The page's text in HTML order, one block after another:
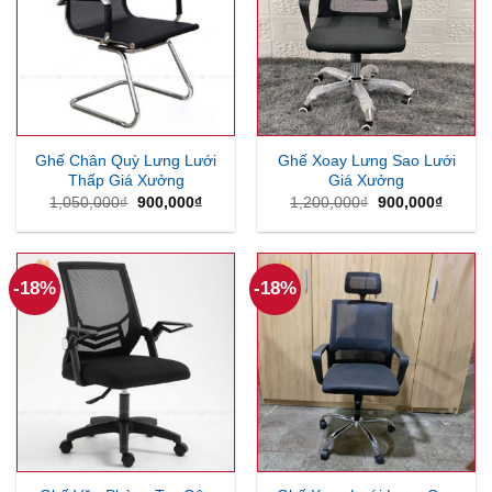
Ghế Chân Quỳ Lưng Lưới
Thấp Giá Xưởng
1,050,000₫ Giá
là:
900,000₫Giá
tại
900,000₫.
Ghế Xoay Lưng Sao Lưới
Giá Xưởng
1,200,000₫ Giá
là:
900,000₫Giá
tại
-18% -18%